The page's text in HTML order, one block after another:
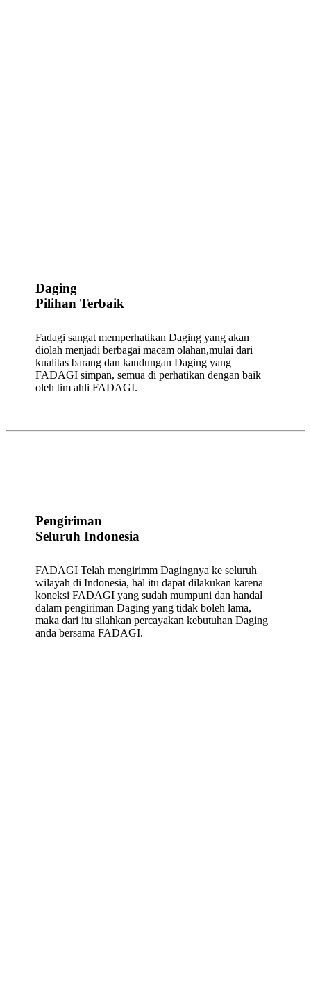
Daging
Pilihan Terbaik
Fadagi sangat memperhatikan Daging yang akan
diolah menjadi berbagai macam olahan,mulai dari
kualitas barang dan kandungan Daging yang
FADAGI simpan, semua di perhatikan dengan baik
oleh tim ahli FADAGI.
Pengiriman
Seluruh Indonesia
FADAGI Telah mengirimm Dagingnya ke seluruh
wilayah di Indonesia, hal itu dapat dilakukan karena
koneksi FADAGI yang sudah mumpuni dan handal
dalam pengiriman Daging yang tidak boleh lama,
maka dari itu silahkan percayakan kebutuhan Daging
anda bersama FADAGI.